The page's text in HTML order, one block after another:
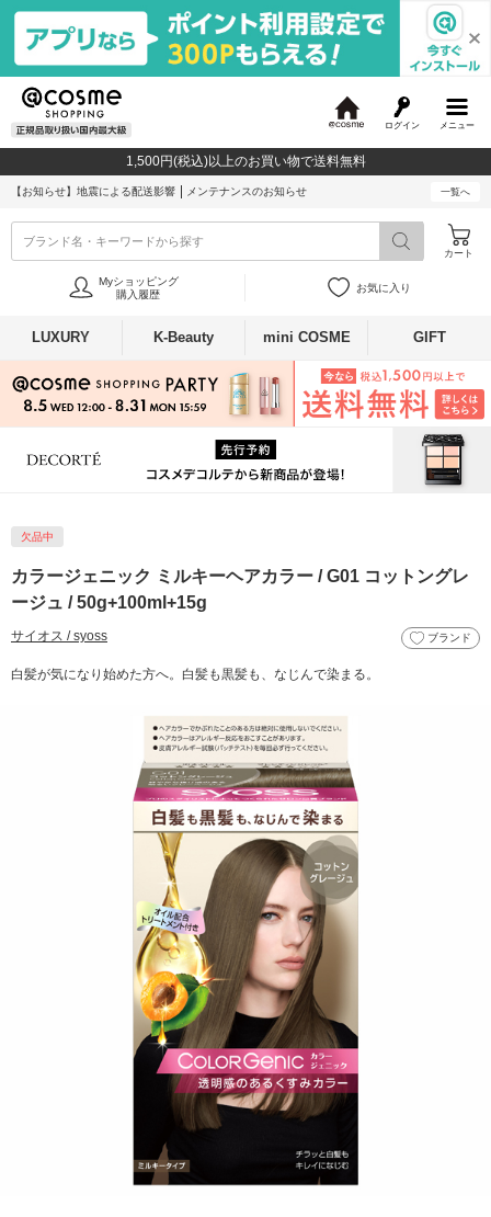
メニュー
ログイン
c
o
1,500円(税込)以上のお買い物で送料無料
【お知らせ】 地震による配送影響 メンテナンスのお知らせ 一覧へ
ブランド名・キーワードから探す
カート
Myショッピング
購入履歴
お気に入り
LUXURY K-Beauty mini COSME GIFT
欠品中
カラージェニック ミルキーヘアカラー / G01 コットングレ
ージュ / 50g+100ml+15g
サイオス / syoss ブランド
白髪が気になり始めた方へ。白髪も黒髪も、なじんで染まる。